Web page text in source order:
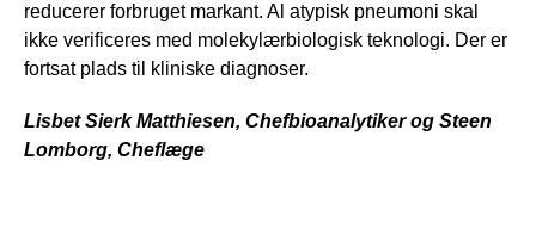
reducerer forbruget markant. Al atypisk pneumoni skal
ikke verificeres med molekylærbiologisk teknologi. Der er
fortsat plads til kliniske diagnoser.
Lisbet Sierk Matthiesen, Chefbioanalytiker og Steen
Lomborg, Cheflæge